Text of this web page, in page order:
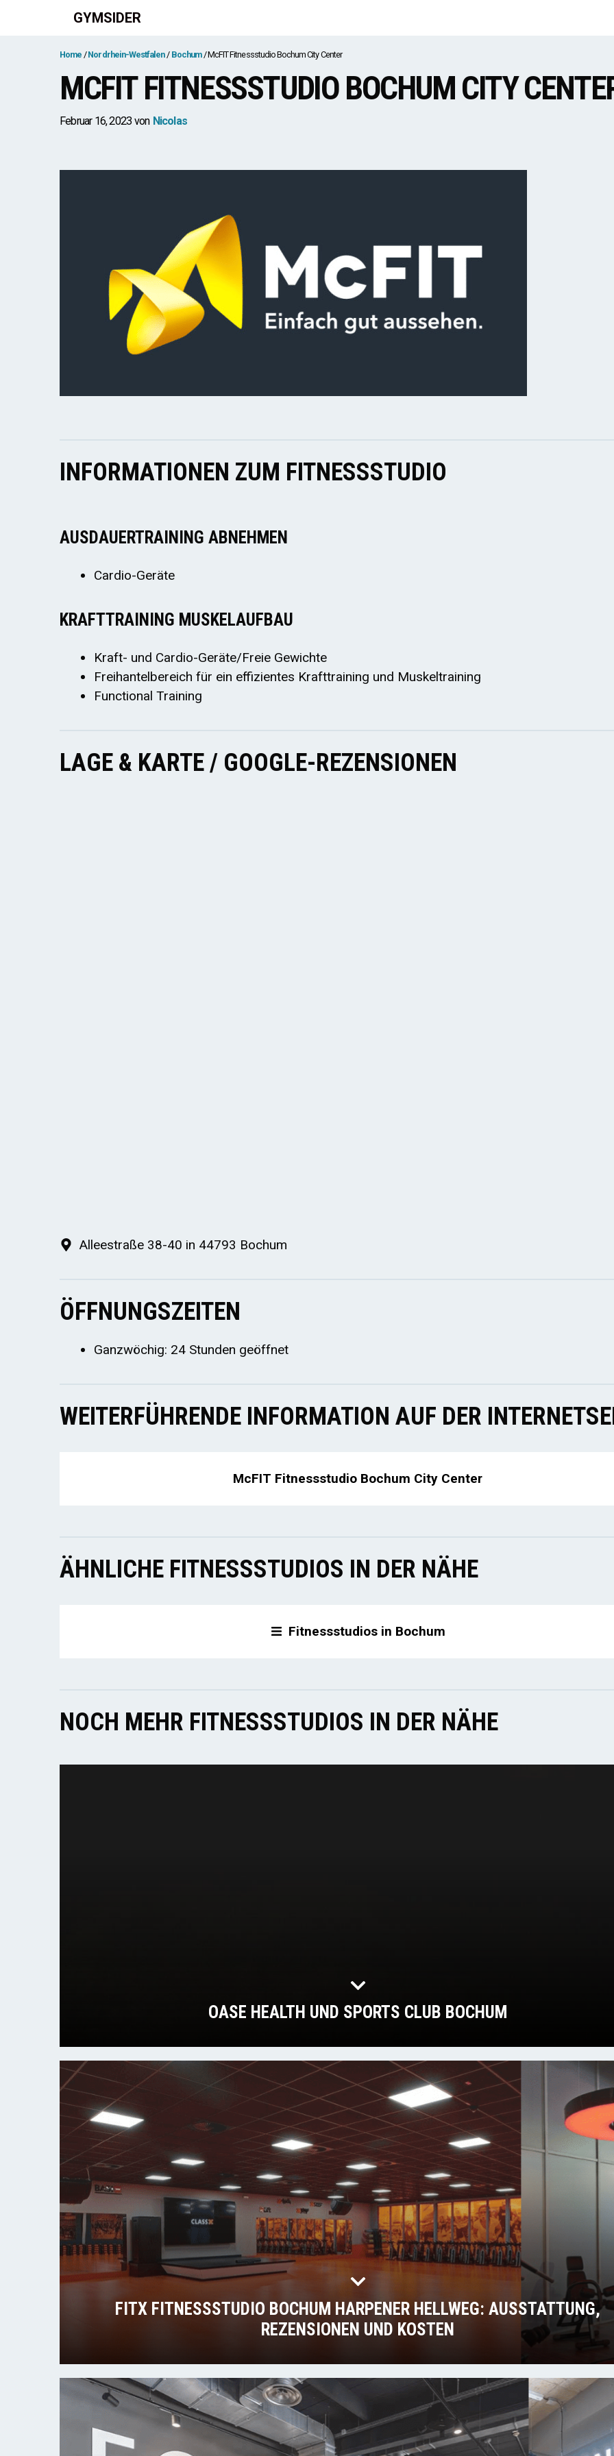
GYMSIDER
Home Nordrhein-Westfalen Bochum McFIT Fitnessstudio Bochum City Center
MCFIT FITNESSSTUDIO BOCHUM CITY
Februar 16, 2023 von Nicolas
INFORMATIONEN ZUM FITNESSSTUDIO
AUSDAUERTRAINING ABNEHMEN
Cardio-Geräte
KRAFTTRAINING MUSKELAUFBAU
Kraft- und Cardio-Geräte/Freie Gewichte
Freihantelbereich für ein effizientes Krafttraining und Muskeltraining
Functional Training
LAGE & KARTE / GOOGLE-REZENSIONEN
Alleestraße 38-40 in 44793 Bochum
ÖFFNUNGSZEITEN
Ganzwöchig: 24 Stunden geöffnet
WEITERFÜHRENDE INFORMATION AUF DER
McFIT Fitnessstudio Bochum City Center
ÄHNLICHE FITNESSSTUDIOS IN DER NÄHE
Fitnessstudios in Bochum
NOCH MEHR FITNESSSTUDIOS IN DER NÄHE
OASE HEALTH UND SPORTS CLUB BOCHUM
FITX FITNESSSTUDIO BOCHUM HARPENER HELLWEG: AUSSTATTUNG,
REZENSIONEN UND KOSTEN